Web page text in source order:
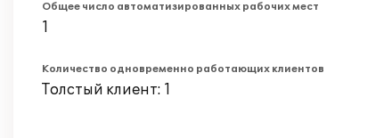
Общее число автоматизированных рабочих мест
1
Количество одновременно работающих клиентов
Толстый клиент: 1